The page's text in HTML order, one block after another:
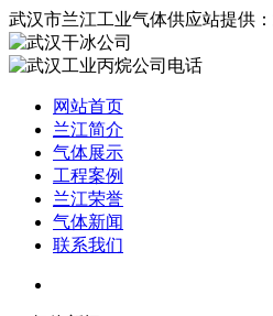
武汉市兰江工业气体供应站提供：
网站首页
兰江简介
气体展示
工程案例
兰江荣誉
气体新闻
联系我们